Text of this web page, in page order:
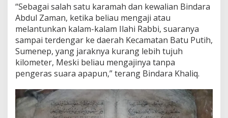
“Sebagai salah satu karamah dan kewalian Bindara
Abdul Zaman, ketika beliau mengaji atau
melantunkan kalam-kalam Ilahi Rabbi, suaranya
sampai terdengar ke daerah Kecamatan Batu Putih,
Sumenep, yang jaraknya kurang lebih tujuh
kilometer, Meski beliau mengajinya tanpa
pengeras suara apapun,” terang Bindara Khaliq.